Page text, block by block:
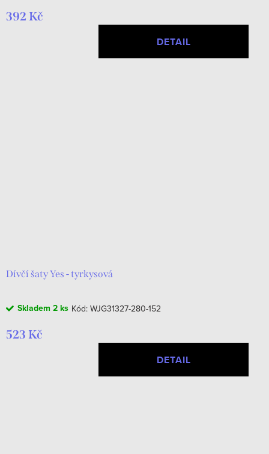
392 Kč
DETAIL
Dívčí šaty Yes - tyrkysová
Skladem 2 ks Kód: WJG31327-280-152
523 Kč
DETAIL